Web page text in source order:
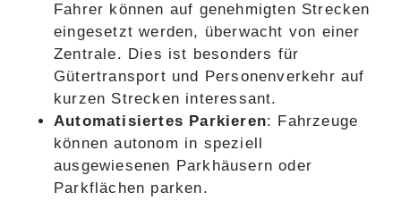
Fahrer können auf genehmigten Strecken
eingesetzt werden, überwacht von einer
Zentrale. Dies ist besonders für
Gütertransport und Personenverkehr auf
kurzen Strecken interessant.
Automatisiertes Parkieren: Fahrzeuge
können autonom in speziell
ausgewiesenen Parkhäusern oder
Parkflächen parken.